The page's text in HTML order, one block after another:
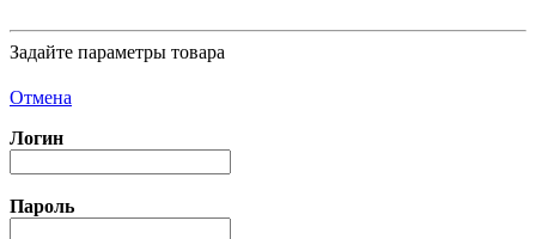
Задайте параметры товара
Отмена
Логин
Пароль